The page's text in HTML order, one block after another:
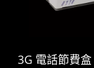
3G 電話節費盒